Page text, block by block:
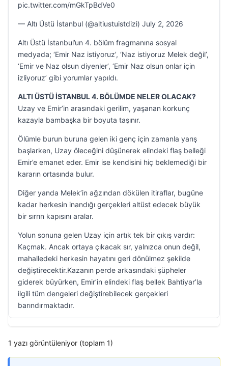
pic.twitter.com/mGkTpBdVe0
— Altı Üstü İstanbul (@altiustuistdizi) July 2, 2026
Altı Üstü İstanbul’un 4. bölüm fragmanına sosyal
medyada; ‘Emir Naz istiyoruz’, ‘Naz istiyoruz Melek değil’,
‘Emir ve Naz olsun diyenler’, ‘Emir Naz olsun onlar için
izliyoruz’ gibi yorumlar yapıldı.
ALTI ÜSTÜ İSTANBUL 4. BÖLÜMDE NELER OLACAK?
Uzay ve Emir’in arasındaki gerilim, yaşanan korkunç
kazayla bambaşka bir boyuta taşınır.
Ölümle burun buruna gelen iki genç için zamanla yarış
başlarken, Uzay öleceğini düşünerek elindeki flaş belleği
Emir’e emanet eder. Emir ise kendisini hiç beklemediği bir
kararın ortasında bulur.
Diğer yanda Melek’in ağzından dökülen itiraflar, bugüne
kadar herkesin inandığı gerçekleri altüst edecek büyük
bir sırrın kapısını aralar.
Yolun sonuna gelen Uzay için artık tek bir çıkış vardır:
Kaçmak. Ancak ortaya çıkacak sır, yalnızca onun değil,
mahalledeki herkesin hayatını geri dönülmez şekilde
değiştirecektir.Kazanın perde arkasındaki şüpheler
giderek büyürken, Emir’in elindeki flaş bellek Bahtiyar’la
ilgili tüm dengeleri değiştirebilecek gerçekleri
barındırmaktadır.
1 yazı görüntüleniyor (toplam 1)